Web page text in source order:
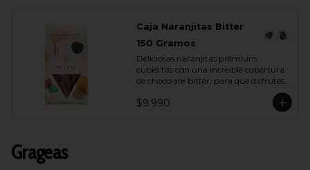
Caja Naranjitas Bitter
150 Gramos
Deliciosas naranjitas premium
cubiertas con una increíble cobertura
de chocolate bitter, para que disfrutes
espectacular sabor.
$9.990
Grageas